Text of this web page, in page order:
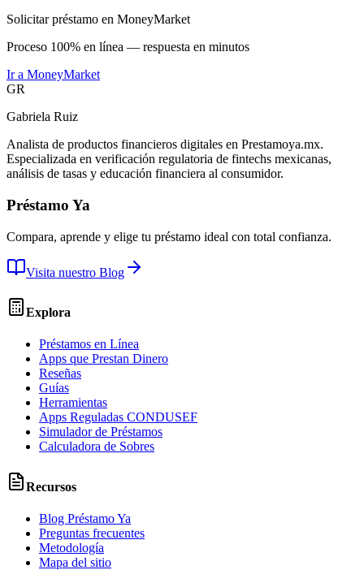
Solicitar préstamo en MoneyMarket
Proceso 100% en línea — respuesta en minutos
Ir a MoneyMarket
GR
Gabriela Ruiz
Analista de productos financieros digitales en Prestamoya.mx.
Especializada en verificación regulatoria de fintechs mexicanas,
análisis de tasas y educación financiera al consumidor.
Préstamo Ya
Compara, aprende y elige tu préstamo ideal con total confianza.
Visita nuestro Blog
Explora
Préstamos en Línea
Apps que Prestan Dinero
Reseñas
Guías
Herramientas
Apps Reguladas CONDUSEF
Simulador de Préstamos
Calculadora de Sobres
Recursos
Blog Préstamo Ya
Preguntas frecuentes
Metodología
Mapa del sitio